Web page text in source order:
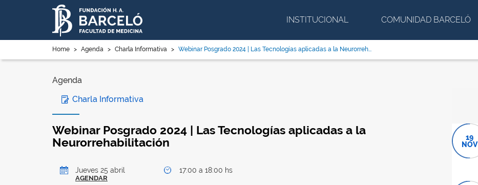
INSTITUCIONAL COMUNIDAD BARCELÓ
Home > Agenda > Charla Informativa > Webinar Posgrado 2024 | Las Tecnologías aplicadas a la Neurorreh...
Agenda
Charla Informativa
Webinar Posgrado 2024 | Las Tecnologías aplicadas a la
Neurorrehabilitación
Jueves 25 abril
AGENDAR
17:00 a 18:00 hs
19
NOV